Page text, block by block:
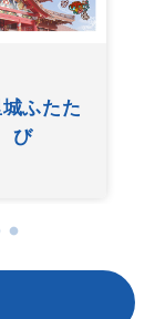
ふたた
び